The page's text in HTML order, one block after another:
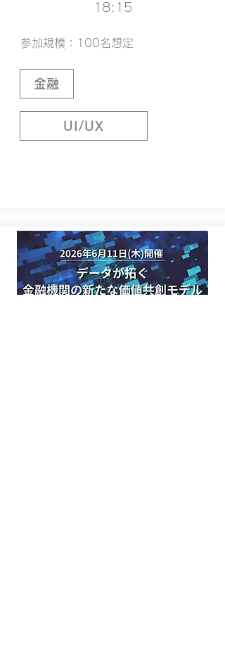
18:15
参加規模：100名想定
金融
UI/UX